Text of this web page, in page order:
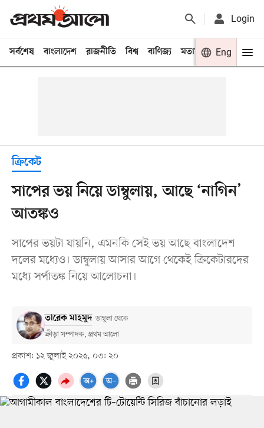
Login
সর্বশেষ বাংলাদেশ রাজনীতি বিশ্ব বাণিজ্য মতামত খেলা
Eng
ক্রিকেট
সাপের ভয় নিয়ে ডাম্বুলায়, আছে ‘নাগিন’
আতঙ্কও
সাপের ভয়টা যায়নি, এমনকি সেই ভয় আছে বাংলাদেশ
দলের মধ্যেও। ডাম্বুলায় আসার আগে থেকেই ক্রিকেটারদের
মধ্যে সর্পাতঙ্ক নিয়ে আলোচনা।
তারেক মাহমুদ ডাম্বুলা থেকে
ক্রীড়া সম্পাদক, প্রথম আলো
প্রকাশ: ১২ জুলাই ২০২৫, ০৩: ২০